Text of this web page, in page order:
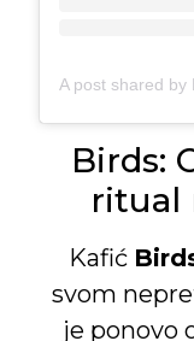
Birds:
ritual
Kafić
svom
je ponovo